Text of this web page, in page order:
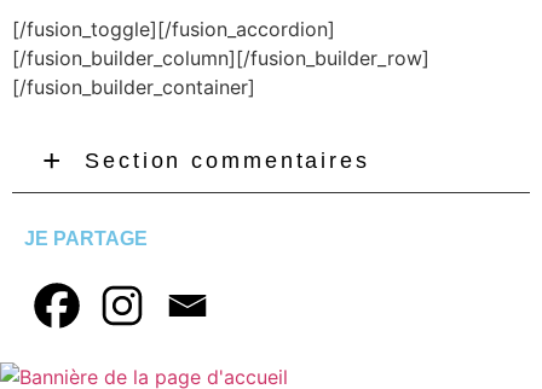
[/fusion_toggle][/fusion_accordion]
[/fusion_builder_column][/fusion_builder_row]
[/fusion_builder_container]
Section commentaires
JE PARTAGE